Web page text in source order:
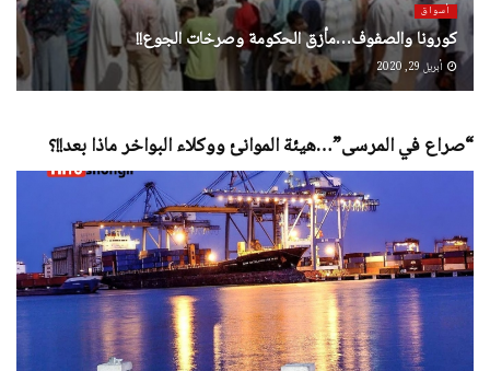
أسواق
كورونا والصفوف…مأزق الحكومة وصرخات الجوع!!
أبريل 29, 2020
“صراع في المرسى”…هيئة الموانئ ووكلاء البواخر ماذا بعد!!؟